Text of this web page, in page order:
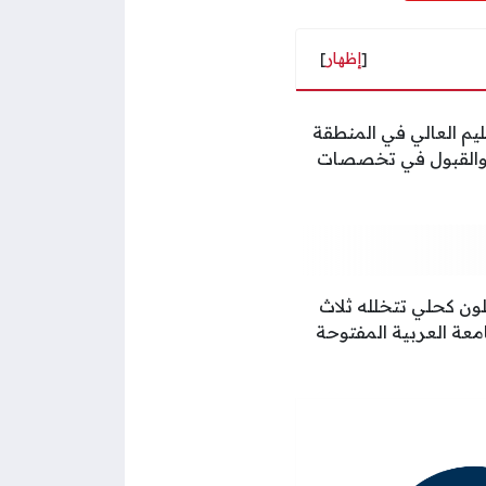
[إظهار]
العالي في المنطقة
والقبول في تخصصات
كحلي تتخلله ثلاث
العربية المفتوحة